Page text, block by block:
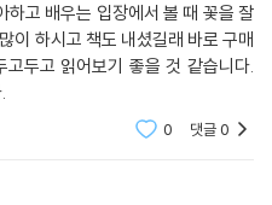
하고 배우는 입장에서 볼 때 꽃을 잘
이 하시고 책도 내셨길래 바로 구매
두고 읽어보기 좋을 것 같습니다.
0 댓글0